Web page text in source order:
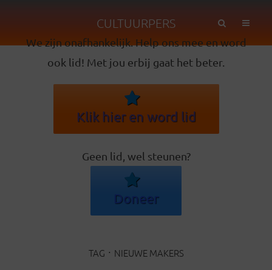
CULTUURPERS
We zijn onafhankelijk. Help ons mee en word
ook lid! Met jou erbij gaat het beter.
Klik hier en word lid
Geen lid, wel steunen?
Doneer
TAG NIEUWE MAKERS